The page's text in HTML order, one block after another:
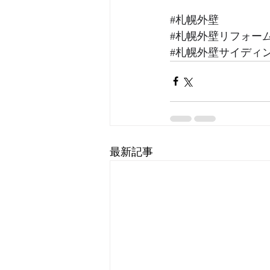
#札幌外壁
#札幌外壁リフォー
#札幌外壁サイディ
最新記事